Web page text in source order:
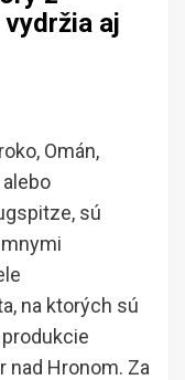
vydržia aj
Omán,
sú
na ktorých sú
nad Hronom. Za